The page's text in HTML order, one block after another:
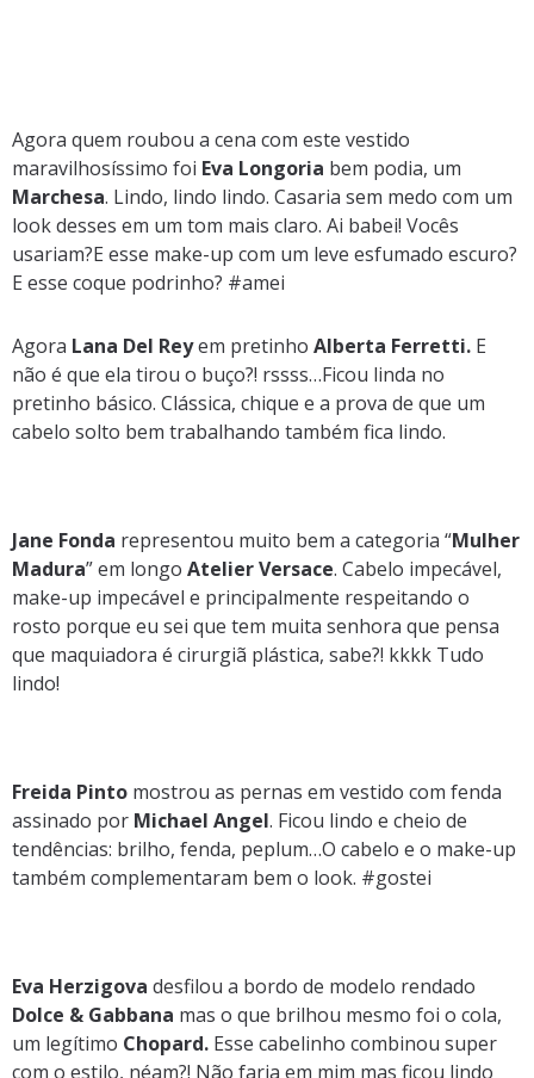
Agora quem roubou a cena com este vestido
maravilhosíssimo foi Eva Longoria bem podia, um
Marchesa. Lindo, lindo lindo. Casaria sem medo com um
look desses em um tom mais claro. Ai babei! Vocês
usariam?E esse make-up com um leve esfumado escuro?
E esse coque podrinho? #amei
Agora Lana Del Reyem pretinho Alberta Ferretti. E
não é que ela tirou o buço?! rssss…Ficou linda no
pretinho básico. Clássica, chique e a prova de que um
cabelo solto bem trabalhando também fica lindo.
Jane Fonda representou muito bem a categoria “Mulher
Madura” em longo Atelier Versace. Cabelo impecável,
make-up impecável e principalmente respeitando o
rosto porque eu sei que tem muita senhora que pensa
que maquiadora é cirurgiã plástica, sabe?! kkkk Tudo
lindo!
Freida Pinto mostrou as pernas em vestido com fenda
assinado por Michael Angel. Ficou lindo e cheio de
tendências: brilho, fenda, peplum…O cabelo e o make-up
também complementaram bem o look. #gostei
Eva Herzigova desfilou a bordo de modelo rendado
Dolce & Gabbana mas o que brilhou mesmo foi o cola,
um legítimo Chopard. Esse cabelinho combinou super
com o estilo, néam?! Não faria em mim mas ficou lindo